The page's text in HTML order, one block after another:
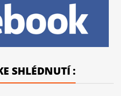
SHLÉDNUTÍ :